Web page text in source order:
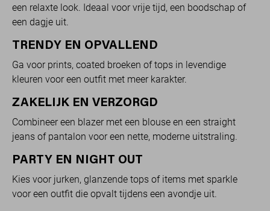
een relaxte look. Ideaal voor vrije tijd, een boodschap of
een dagje uit.
TRENDY EN OPVALLEND
Ga voor prints, coated broeken of tops in levendige
kleuren voor een outfit met meer karakter.
ZAKELIJK EN VERZORGD
Combineer een blazer met een blouse en een straight
jeans of pantalon voor een nette, moderne uitstraling.
PARTY EN NIGHT OUT
Kies voor jurken, glanzende tops of items met sparkle
voor een outfit die opvalt tijdens een avondje uit.